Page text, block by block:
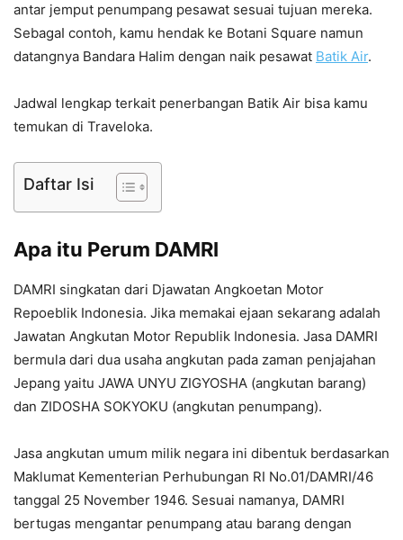
antar jemput penumpang pesawat sesuai tujuan mereka.
SebagaI contoh, kamu hendak ke Botani Square namun
datangnya Bandara Halim dengan naik pesawat Batik Air.
Jadwal lengkap terkait penerbangan Batik Air bisa kamu
temukan di Traveloka.
Daftar Isi
Apa itu Perum DAMRI
DAMRI singkatan dari Djawatan Angkoetan Motor
Repoeblik Indonesia. Jika memakai ejaan sekarang adalah
Jawatan Angkutan Motor Republik Indonesia. Jasa DAMRI
bermula dari dua usaha angkutan pada zaman penjajahan
Jepang yaitu JAWA UNYU ZIGYOSHA (angkutan barang)
dan ZIDOSHA SOKYOKU (angkutan penumpang).
Jasa angkutan umum milik negara ini dibentuk berdasarkan
Maklumat Kementerian Perhubungan RI No.01/DAMRI/46
tanggal 25 November 1946. Sesuai namanya, DAMRI
bertugas mengantar penumpang atau barang dengan